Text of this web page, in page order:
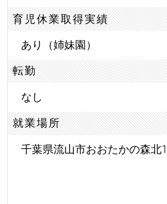
育児休業取得実績
あり（姉妹園）
転勤
なし
就業場所
千葉県流山市おおたかの森北